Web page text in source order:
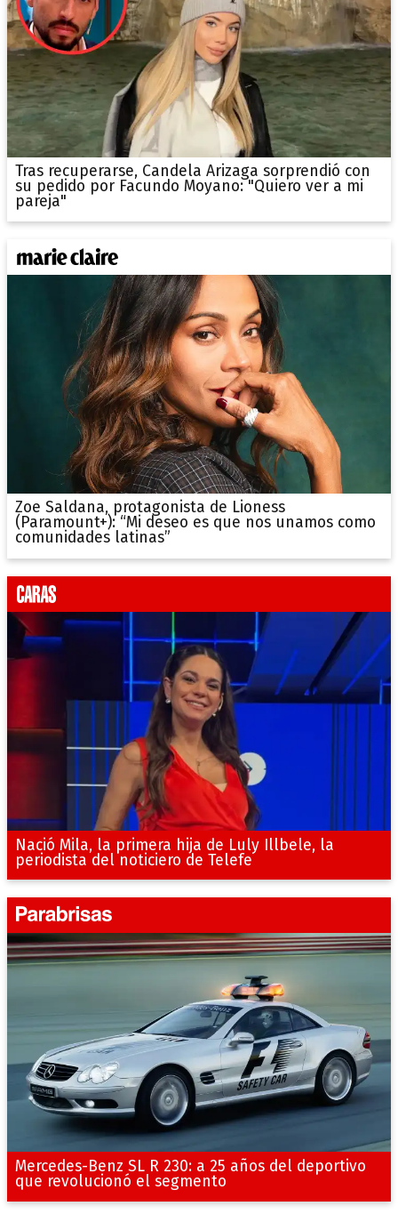
Tras recuperarse, Candela Arizaga sorprendió con
su pedido por Facundo Moyano: "Quiero ver a mi
pareja"
Zoe Saldana, protagonista de Lioness
(Paramount+): “Mi deseo es que nos unamos como
comunidades latinas”
Nació Mila, la primera hija de Luly Illbele, la
periodista del noticiero de Telefe
Mercedes-Benz SL R 230: a 25 años del deportivo
que revolucionó el segmento